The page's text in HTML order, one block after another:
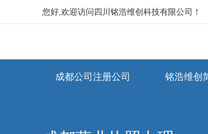
您好,欢迎访问四川铭浩维创科技有限公司！
成都公司注册公司 铭浩维创